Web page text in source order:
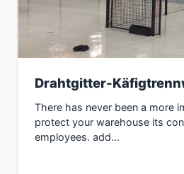
Drahtgitter-
There has never been a more
protect your warehouse its
employees. add…